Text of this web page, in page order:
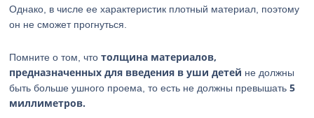
Однако, в числе ее характеристик плотный материал, поэтому
он не сможет прогнуться.
Помните о том, чтотолщина материалов,
предназначенных для введения в уши детей не должны
быть больше ушного проема, то есть не должны превышать5
миллиметров.